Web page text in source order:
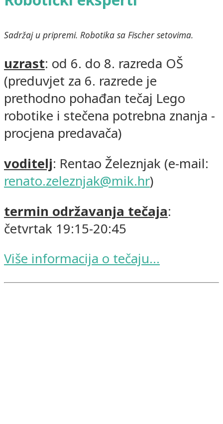
Sadržaj u pripremi. Robotika sa Fischer setovima.
uzrast: od 6. do 8. razreda OŠ
(preduvjet za 6. razrede je
prethodno pohađan tečaj Lego
robotike i stečena potrebna znanja -
procjena predavača)
voditelj: Rentao Železnjak (e-mail:
renato.zeleznjak@mik.hr)
termin održavanja tečaja:
četvrtak 19:15-20:45
Više informacija o tečaju...